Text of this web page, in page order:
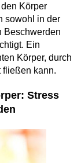
Körper
sowohl in der
Beschwerden
Ein
Körper, durch
fließen kann.
Stress